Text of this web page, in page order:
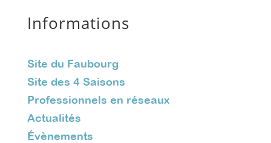
Informations
Site du Faubourg
Site des 4 Saisons
Professionnels en réseaux
Actualités
Évènements